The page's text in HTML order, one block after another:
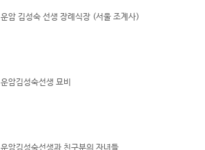
운암 김성숙 선생 장례식장 (서울 조계사)
운암김성숙선생 묘비
운암김성숙선생과 친구분의 자녀들